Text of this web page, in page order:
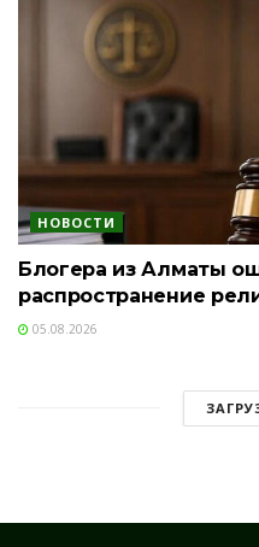
НОВОСТИ
Блогера из Алматы
распространение
05.08.2026